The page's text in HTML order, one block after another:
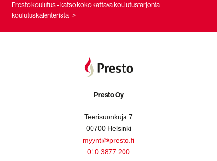
Presto koulutus - katso koko kattava koulutustarjonta
koulutuskalenterista–>
Presto Oy
Teerisuonkuja 7
00700 Helsinki
myynti@presto.fi
010 3877 200